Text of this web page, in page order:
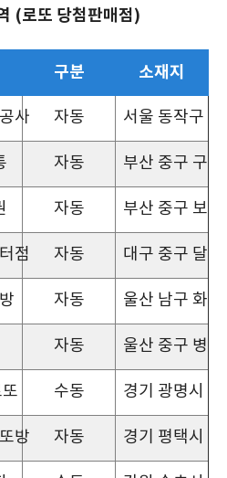
(로또 당첨판매점)
구분 소재지
사 자동 서울 동작구
자동 부산 중구 구
자동 부산 중구 보
점 자동 대구 중구 달
자동 울산 남구 화
자동 울산 중구 병
수동 경기 광명시
방 자동 경기 평택시